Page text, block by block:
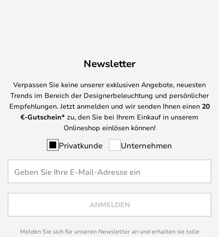
Newsletter
Verpassen Sie keine unserer exklusiven Angebote, neuesten
Trends im Bereich der Designerbeleuchtung und persönlicher
Empfehlungen. Jetzt anmelden und wir senden Ihnen einen 20
€-Gutschein* zu, den Sie bei Ihrem Einkauf in unserem
Onlineshop einlösen können!
Privatkunde Unternehmen
ANMELDEN
Melden Sie sich für unseren Newsletter an und erhalten sie tolle